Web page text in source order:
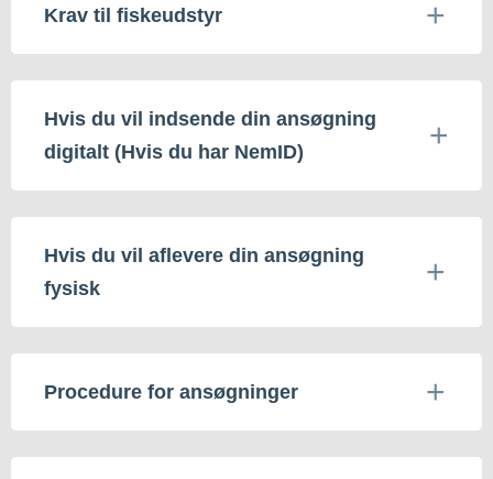
Krav til fiskeudstyr
Hvis du vil indsende din ansøgning
digitalt (Hvis du har NemID)
Hvis du vil aflevere din ansøgning
fysisk
Procedure for ansøgninger